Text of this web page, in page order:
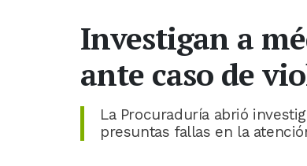
Investigan a
ante caso de
La Procuraduría abrió
presuntas fallas en la